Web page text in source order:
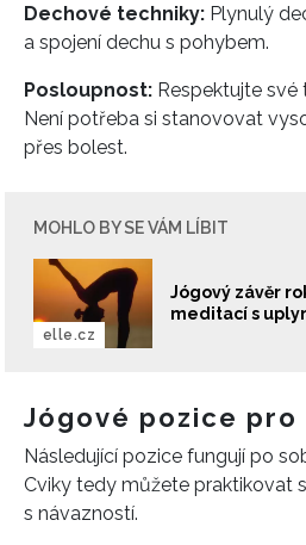
Dechové techniky: Plynulý
a spojení dechu s pohybem.
Posloupnost: Respektujte své
Není potřeba si stanovovat
přes bolest.
MOHLO BY SE VÁM LÍBIT
Jógový závěr
meditací s
elle.cz
Jógové pozice pro
Následující pozice fungují po
Cviky tedy můžete praktikovat
s návazností.